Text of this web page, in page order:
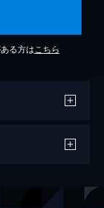
る方は こちら